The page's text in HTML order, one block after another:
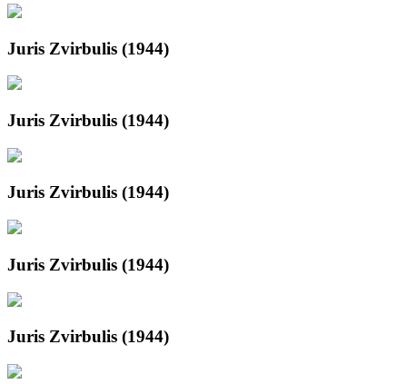
Juris Zvirbulis (1944)
Juris Zvirbulis (1944)
Juris Zvirbulis (1944)
Juris Zvirbulis (1944)
Juris Zvirbulis (1944)